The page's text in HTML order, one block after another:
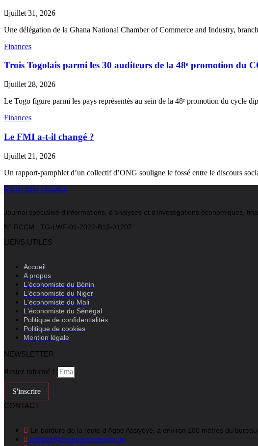
juillet 31, 2026
Une délégation de la Ghana National Chamber of Commerce and Industry,
Finances
Trois Togolais parmi les 30 auditeurs de la 48ᵉ promotion du
juillet 28, 2026
Le Togo figure parmi les pays représentés au sein de la 48ᵉ promotion du cycle
Finances
Le FMI a-t-il changé ?
juillet 21, 2026
Un rapport-pamphlet d’un collectif d’ONG souligne le fossé entre le discours
MENTION LEGALE
Journal spécialisé d’informations, d’analyses et d’investigations économiques,
N° RCCM : TG-LWF-01-2022-B12-01207
LIENS UTILES
Accueil
A propos
L'économiste du Bénin
L'économiste du Niger
L'économiste du Mali
L'économiste du Sénégal
Politique de confidentialités
Politique de cookies
Mention légale
NEWSLETTER
Restez informé !
S'inscrire
CONTACT
En bordure de la route d’Agoè Assiyéyé, à environ 100 mètres du
contact@leconomistedutogo.tg